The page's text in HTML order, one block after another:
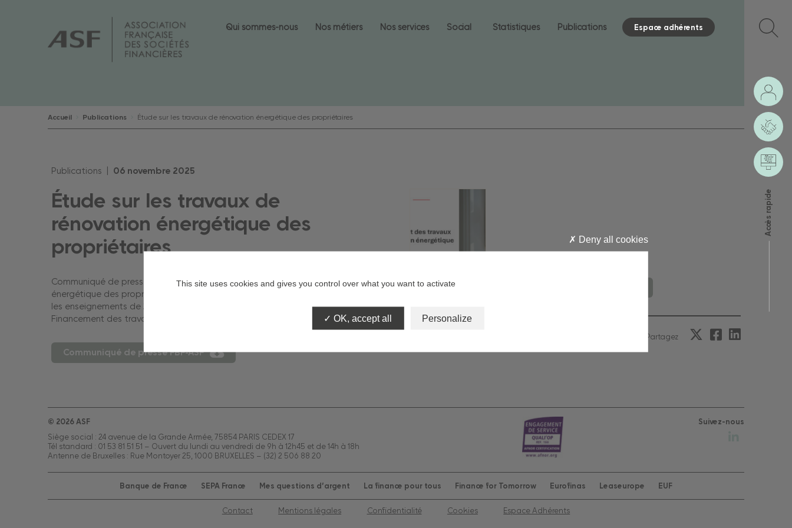
Qui sommes-nous Nos métiers Nos services Social Statistiques Publications Espace adhérents
Accès rapide
Accueil Publications Étude sur les travaux de rénovation énergétique des propriétaires
Publications | 06 novembre 2025
Étude sur les travaux de
rénovation énergétique des
propriétaires
Communiqué de presse « Etude exclusive 2025 sur les travaux de rénovation
énergétique des propriétaires : la publication du deuxième baromètre confirme
les enseignements de 2023 » accompagné de l’étude FBF-ASF-IFOP «
Financement des travaux de rénovation énergétique 3ème vague
Communiqué de presse FBF-ASF
Partagez
© 2026 ASF
Siège social : 24 avenue de la Grande Armée, 75854 PARIS CEDEX 17
Tél standard : 01 53 81 51 51 – Ouvert du lundi au vendredi de 9h à 12h45 et de 14h à 18h
Antenne de Bruxelles : Rue Montoyer 25, 1000 BRUXELLES – (32) 2 506 88 20
Suivez-nous
Banque de France SEPA France Mes questions d’argent La finance pour tous Finance for Tomorrow Eurofinas Leaseurope EUF
Contact Mentions légales Confidentialité Cookies Espace Adhérents
This site uses cookies and gives you control over what you want to activate
OK, accept all
Deny all cookies
Personalize